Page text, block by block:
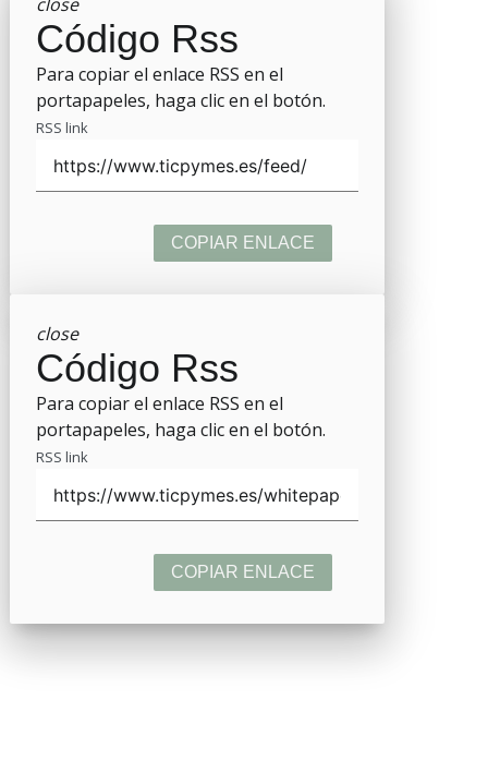
Código Rss
Para copiar el enlace RSS en el
portapapeles, haga clic en el botón.
RSS link
COPIAR ENLACE
close
Código Rss
Para copiar el enlace RSS en el
portapapeles, haga clic en el botón.
RSS link
COPIAR ENLACE